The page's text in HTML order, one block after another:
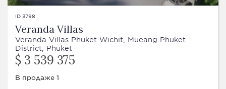
ID 3798
Veranda Villas
Veranda Villas Phuket Wichit, Mueang Phuket
District, Phuket
$ 3 539 375
В продаже 1